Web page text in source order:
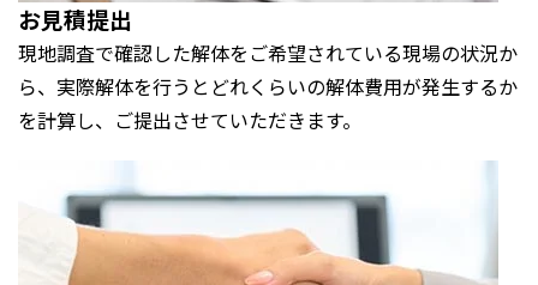
お見積提出
現地調査で確認した解体をご希望されている現場の状況か
ら、実際解体を行うとどれくらいの解体費用が発生するか
を計算し、ご提出させていただきます。